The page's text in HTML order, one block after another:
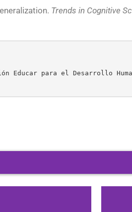
Trends in Cognitive
para el Desarrollo